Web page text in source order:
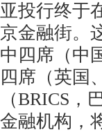
亚投行终于
京金融街。
中四席（中
四席（英国
（BRICS
金融机构，